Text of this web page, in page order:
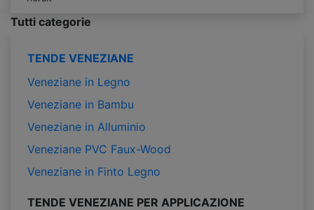
Tutti categorie
TENDE VENEZIANE
Veneziane in Legno
Veneziane in Bambu
Veneziane in Alluminio
Veneziane PVC Faux-Wood
Veneziane in Finto Legno
TENDE VENEZIANE PER APPLICAZIONE